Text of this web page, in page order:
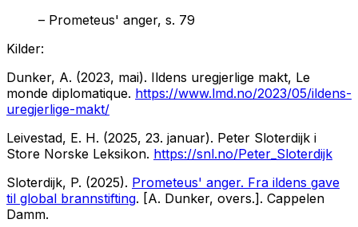
– Prometeus' anger, s. 79
Kilder:
Dunker, A. (2023, mai). Ildens uregjerlige makt, Le
monde diplomatique. https://www.lmd.no/2023/05/ildens-
uregjerlige-makt/
Leivestad, E. H. (2025, 23. januar). Peter Sloterdijk i
Store Norske Leksikon. https://snl.no/Peter_Sloterdijk
Sloterdijk, P. (2025). Prometeus' anger. Fra ildens gave
til global brannstifting. [A. Dunker, overs.]. Cappelen
Damm.